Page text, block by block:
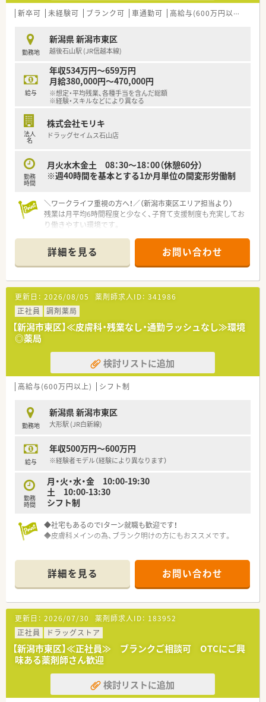
遇して採用を検討します。
【法人特徴について】
■1982年の設立以来、長野県を中心に周辺エリアで70以上の店
舗を展開しております。
■大手グループの盤石な経営基盤を持ち、2025年には売上高600
億円を目指しています。
■健康経営優良法人にも認定されており、社員が安心して長く働
ける環境作りに熱心です。
【求人情報について】
■基本給に加えて薬剤師手当などの各種手当が充実しており、高
い年収水準を誇ります。
ずつ増加する予定です。
■会社の指示による転居を伴う異動の際には、単身者向けに上限
のある住宅手当が支給されます。
新卒可 未経験可 ブランク可 車通勤可 高給与(600万円以上)
勤務地
新潟県 新潟市東区
越後石山駅 (JR信越本線)
給与
年収534万円～659万円
月給380,000円～470,000円
※想定・平均残業、各種手当を含んだ総額
※経験・スキルなどにより異なる
法人
名
株式会社モリキ
ドラッグセイムス石山店
勤務
時間
月火水木金土 08：30～18：00（休憩60分）
※週40時間を基本とする1か月単位の間変形労働制
＼ワークライフ重視の方へ！／（新潟市東区エリア担当より）
残業は月平均6時間程度と少なく、子育て支援制度も充実してお
り働きやすい環境です。
【店舗情報と応需状況について】
■越後石山駅から徒歩で4分ほどの距離に位置する調剤併設型の
ドラッグストアでのご勤務です。
■処方箋の応需科目や応需枚数は現状未定となっており、詳細に
ついてはお問い合わせをお願いします。
■配属予定の薬剤師は常勤1名体制を予定しており、営業時間は
18時までとなっております。
【求人情報について】
ており、高い年収水準を誇ります。
■休日は4週9休制を導入しており、年間休日は117日で毎年1日
ずつ増加する予定となっています。
■会社の指示による転居を伴う異動の際には、単身者向けに上限
【想定される業務内容】
■調剤併設型のドラッグストアにおいて、処方箋に基づく調剤業
■患者様に対する丁寧な服薬指導を行い、地域住民の健康増進を
サポートしていただく重要な業務です。
な知識を十分に活用していただきます。
【職場環境と雰囲気】
若手まで幅広く活躍中の職場です。
■産休や育休の取得率と復帰率がともに100パーセントであり、
おり、事務員によるピッキング補助もあります。
詳細を見る お問い合わせ
更新日： 2026/08/05 薬剤師求人ID： 341986
正社員
調剤薬局
【新潟市東区】≪皮膚科・残業なし・通勤ラッシュなし≫環境
◎薬局
検討リストに追加
高給与(600万円以上) シフト制
勤務地
新潟県 新潟市東区
大形駅 (JR白新線)
給与
年収500万円～600万円
※経験者モデル（経験により異なります）
勤務
時間
月・火・水・金 10:00-19:30
土 10:00-13:30
シフト制
◆社宅もあるのでIターン就職も歓迎です！
◆皮膚科メインの為、ブランク明けの方にもおススメです。
詳細を見る お問い合わせ
更新日： 2026/07/30 薬剤師求人ID： 183952
正社員
ドラッグストア
【新潟市東区】≪正社員≫ ブランクご相談可 OTCにご興
味ある薬剤師さん歓迎
検討リストに追加